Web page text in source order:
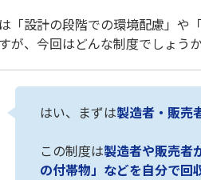
「設計の段階での環境配慮」や
が、今回はどんな制度でしょうか
はい、まずは製造者・販売
この制度は製造者や販売者
の付帯物」などを自分で回